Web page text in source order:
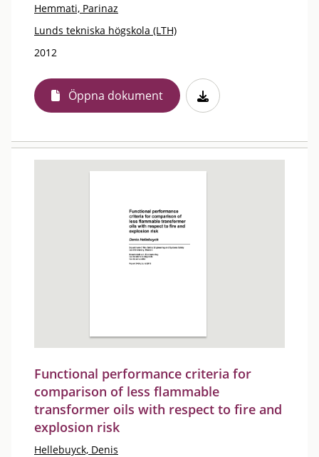
Hemmati, Parinaz
Lunds tekniska högskola (LTH)
2012
Öppna dokument
Functional performance criteria for
comparison of less flammable
transformer oils with respect to fire and
explosion risk
Hellebuyck, Denis